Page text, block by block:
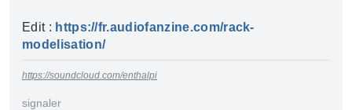
Edit : https://fr.audiofanzine.com/rack-
modelisation/
https://soundcloud.com/enthalpi
signaler